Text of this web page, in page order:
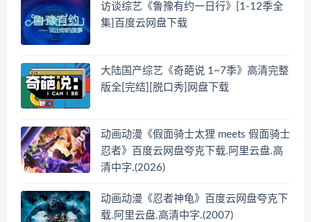
访谈综艺《鲁豫有约一日行》[1-12季全
集]百度云网盘下载
大陆国产综艺《奇葩说 1~7季》高清完整
版全[完结][脱口秀]网盘下载
动画动漫《假面骑士太狸 meets 假面骑士
忍者》百度云网盘夸克下载.阿里云盘.高
清中字.(2026)
动画动漫《忍者神龟》百度云网盘夸克下
载.阿里云盘.高清中字.(2007)